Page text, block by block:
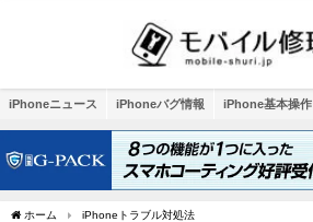
iPhoneニュース iPhoneバグ情報 iPhone基本操作
ホーム
iPhoneトラブル対処法